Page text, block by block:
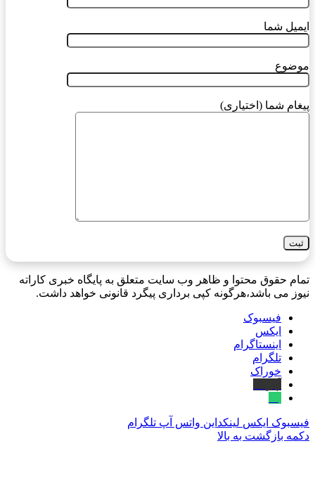
ایمیل شما
موضوع
پیغام شما (اختیاری)
تمام حقوق محتوا و ظاهر وب سایت متعلق به پایگاه خبری کاراته
نیوز می باشد،هرگونه کپی برداری پیگرد قانونی خواهد داشت.
فیسبوک
ایکس
اینستاگرام
تلگرام
خوراک
فیسبوک ایکس لینکداین واتس آپ تلگرام
دکمه بازگشت به بالا